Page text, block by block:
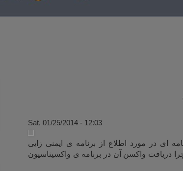
Sat, 01/25/2014 - 12:03
ای در مورد اطلاع از برنامه ی ایمنی زایی
دریافت واکسن آن در برنامه ی واکسیناسیون